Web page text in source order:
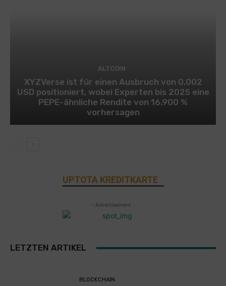
ALTCOIN
XYZVerse ist für einen Ausbruch von 0,002
USD positioniert, wobei Experten bis 2025 eine
PEPE-ähnliche Rendite von 16.900 %
vorhersagen
UPTOTA KREDITKARTE
- Advertisement -
LETZTEN ARTIKEL
BLOCKCHAIN